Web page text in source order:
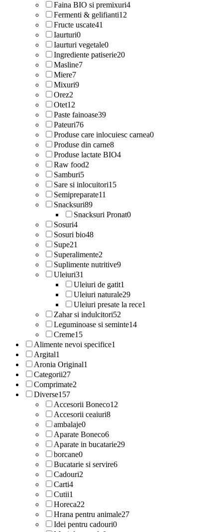
Faina BIO si premixuri4
Fermenti & gelifianti12
Fructe uscate41
Iaurturi0
Iaurturi vegetale0
Ingrediente patiserie20
Masline7
Miere7
Mixuri9
Orez2
Otet12
Paste fainoase39
Pateuri76
Produse care inlocuiesc carnea0
Produse din carne8
Produse lactate BIO4
Raw food2
Samburi5
Sare si inlocuitori15
Semipreparate11
Snacksuri89
Snacksuri Pronat0
Sosuri4
Sosuri bio48
Supe21
Superalimente2
Suplimente nutritive9
Uleiuri31
Uleiuri de gatit1
Uleiuri naturale29
Uleiuri presate la rece1
Zahar si indulcitori52
Leguminoase si seminte14
Creme15
Alimente nevoi specifice1
Argital1
Aronia Original1
Categorii27
Comprimate2
Diverse157
Accesorii Boneco12
Accesorii ceaiuri8
ambalaje0
Aparate Boneco6
Aparate in bucatarie29
borcane0
Bucatarie si servire6
Cadouri2
Carti4
Cutii1
Horeca22
Hrana pentru animale27
Idei pentru cadouri0